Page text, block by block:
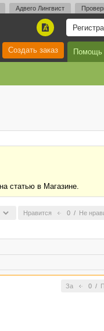
Адвего Лингвист
A
Помощь
Создать заказ
статью в Магазине.
Нравится 0 / Не
За 0/